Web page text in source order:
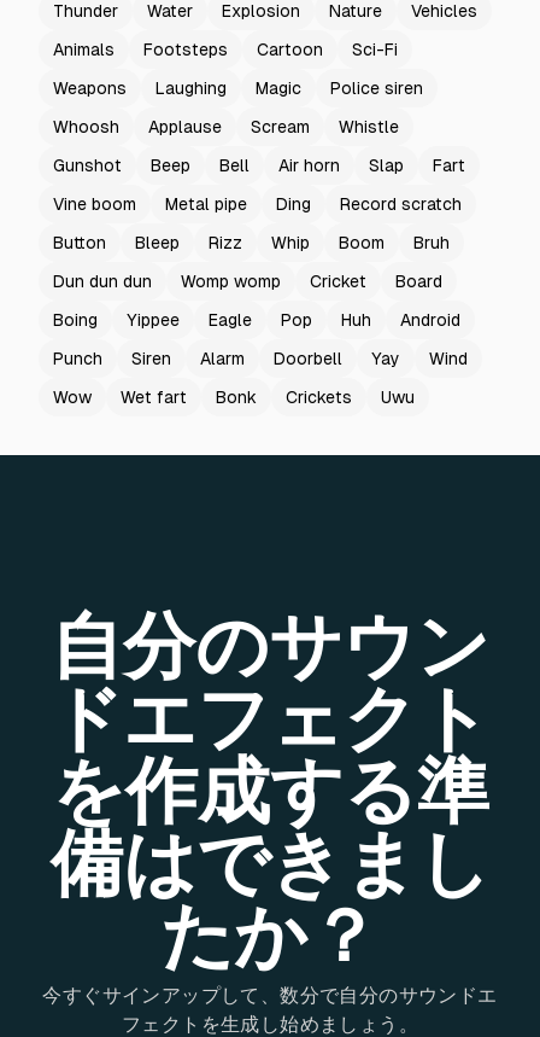
Thunder Water Explosion Nature
Vehicles
Animals
Footsteps Cartoon
Sci-Fi
Weapons
Laughing Magic
Police siren
Whoosh
Applause Scream
Whistle
Gunshot
Beep Bell Air horn Slap
Fart
Vine boom
Metal pipe Ding
Record scratch
Button
Bleep Rizz Whip Boom
Bruh
Dun dun dun
Womp womp Cricket
Board
Boing
Yippee Eagle Pop Huh
Android
Punch
Siren Alarm Doorbell Yay
Wind
Wow
Wet fart Bonk Crickets Uwu
自分のサウン
ドエフェクト
を作成する準
備はできまし
たか？
今すぐサインアップして、数分で自分のサウンドエ
フェクトを生成し始めましょう。